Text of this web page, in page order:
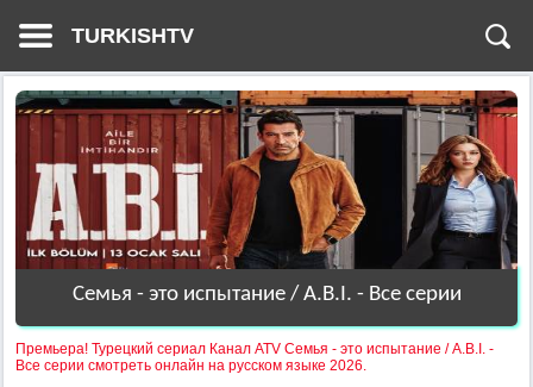
TURKISHTV
Семья - это испытание / A.B.I. - Все серии
Премьера! Турецкий сериал Канал ATV Семья - это испытание / A.B.I. -
Все серии смотреть онлайн на русском языке 2026.